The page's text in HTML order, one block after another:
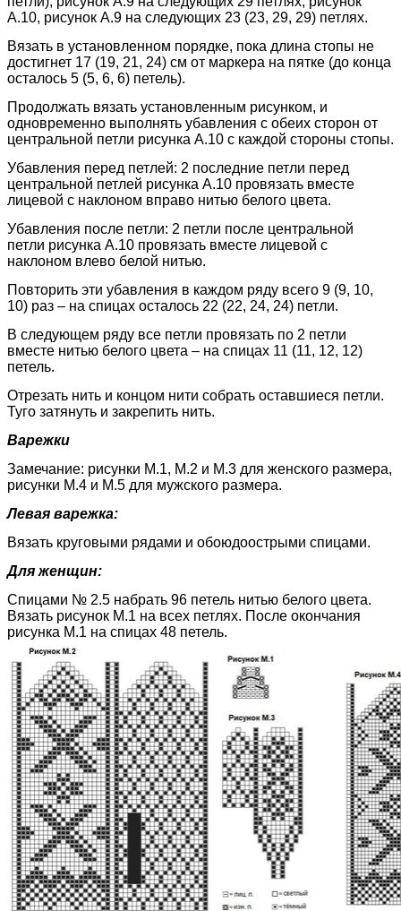
А.10, рисунок А.9 на следующих 23 (23, 29, 29) петлях.
Вязать в установленном порядке, пока длина стопы не
достигнет 17 (19, 21, 24) см от маркера на пятке (до конца
осталось 5 (5, 6, 6) петель).
Продолжать вязать установленным рисунком, и
одновременно выполнять убавления с обеих сторон от
центральной петли рисунка А.10 с каждой стороны стопы.
Убавления перед петлей: 2 последние петли перед
центральной петлей рисунка А.10 провязать вместе
лицевой с наклоном вправо нитью белого цвета.
Убавления после петли: 2 петли после центральной
петли рисунка А.10 провязать вместе лицевой с
наклоном влево белой нитью.
Повторить эти убавления в каждом ряду всего 9 (9, 10,
10) раз – на спицах осталось 22 (22, 24, 24) петли.
В следующем ряду все петли провязать по 2 петли
вместе нитью белого цвета – на спицах 11 (11, 12, 12)
петель.
Отрезать нить и концом нити собрать оставшиеся петли.
Туго затянуть и закрепить нить.
Варежки
Замечание: рисунки М.1, М.2 и М.3 для женского размера,
рисунки М.4 и М.5 для мужского размера.
Левая варежка:
Вязать круговыми рядами и обоюдоострыми спицами.
Для женщин:
Спицами № 2.5 набрать 96 петель нитью белого цвета.
Вязать рисунок М.1 на всех петлях. После окончания
рисунка М.1 на спицах 48 петель.